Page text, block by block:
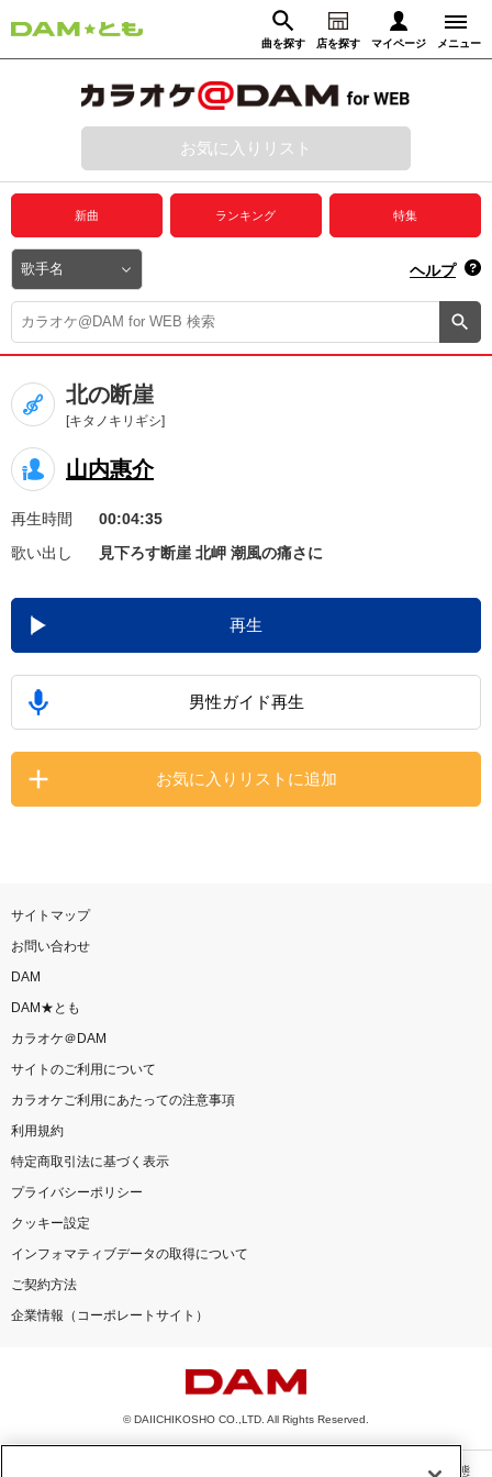
曲を探す 店を探す マイページ メニュー
動画からさがす 録音からさがす
ログイン
プレミアムサービス
DAM★とも動画
DAM★とも録音
カラオケ＠DAM
ユーザー検索
キャンペーン
お知らせ よくあるご質問
DAMの新曲・ランキングなど
カラオケ最新情報をチェック！
家族や友達と一緒に！練習にも！
お気に入りリスト
新曲 ランキング 特集
ヘルプ
北の断崖
[キタノキリギシ]
山内惠介
再生時間
00:04:35
歌い出し
見下ろす断崖 北岬 潮風の痛さに
再生
男性ガイド再生
お気に入りリストに追加
サイトマップ
お問い合わせ
DAM
DAM★とも
カラオケ＠DAM
サイトのご利用について
カラオケご利用にあたっての注意事項
利用規約
特定商取引法に基づく表示
プライバシーポリシー
クッキー設定
インフォマティブデータの取得について
ご契約方法
企業情報（コーポレートサイト）
© DAIICHIKOSHO CO.,LTD. All Rights Reserved.
このサイトに掲載されている一切の文章・画像・写真・動画・音声等を、手段や形態